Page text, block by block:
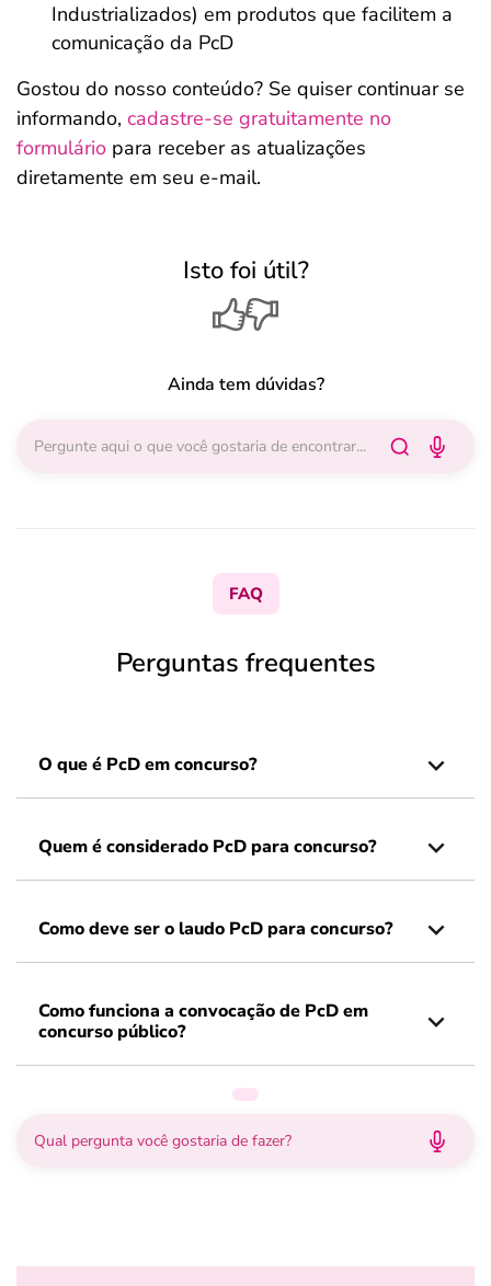
Industrializados) em produtos que facilitem a
comunicação da PcD
Gostou do nosso conteúdo? Se quiser continuar se
informando, cadastre-se gratuitamente no
formulário para receber as atualizações
diretamente em seu e-mail.
Isto foi útil?
Ainda tem dúvidas?
FAQ
Perguntas frequentes
O que é PcD em concurso?
Quem é considerado PcD para concurso?
Como deve ser o laudo PcD para concurso?
Como funciona a convocação de PcD em
concurso público?